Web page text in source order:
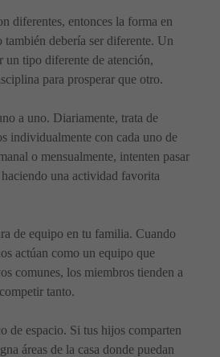
diferentes, entonces la forma en
también debería ser diferente. Un
un tipo diferente de atención,
para prosperar que otro.
a uno. Diariamente, trata de
individualmente con cada uno de
o mensualmente, intenten pasar
una actividad favorita
de equipo en tu familia. Cuando
actúan como un equipo que
comunes, los miembros tienden a
tanto.
de espacio. Si tus hijos comparten
áreas de la casa donde puedan